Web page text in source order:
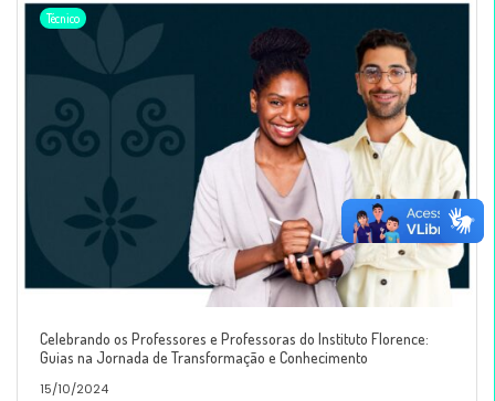
Técnico
Celebrando os Professores e Professoras do Instituto Florence:
Guias na Jornada de Transformação e Conhecimento
15/10/2024